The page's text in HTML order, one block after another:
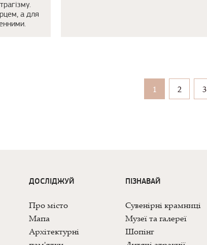
а для
1 2 3
ДОСЛІДЖУЙ
Про місто
Мапа
Архітектурні
ПІЗНАВАЙ
Сувенірні крамниці
Музеї та галереї
Шопінг